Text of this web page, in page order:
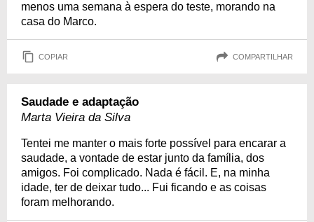
menos uma semana à espera do teste, morando na
casa do Marco.
COPIAR COMPARTILHAR
Saudade e adaptação
Marta Vieira da Silva
Tentei me manter o mais forte possível para encarar a
saudade, a vontade de estar junto da família, dos
amigos. Foi complicado. Nada é fácil. E, na minha
idade, ter de deixar tudo... Fui ficando e as coisas
foram melhorando.